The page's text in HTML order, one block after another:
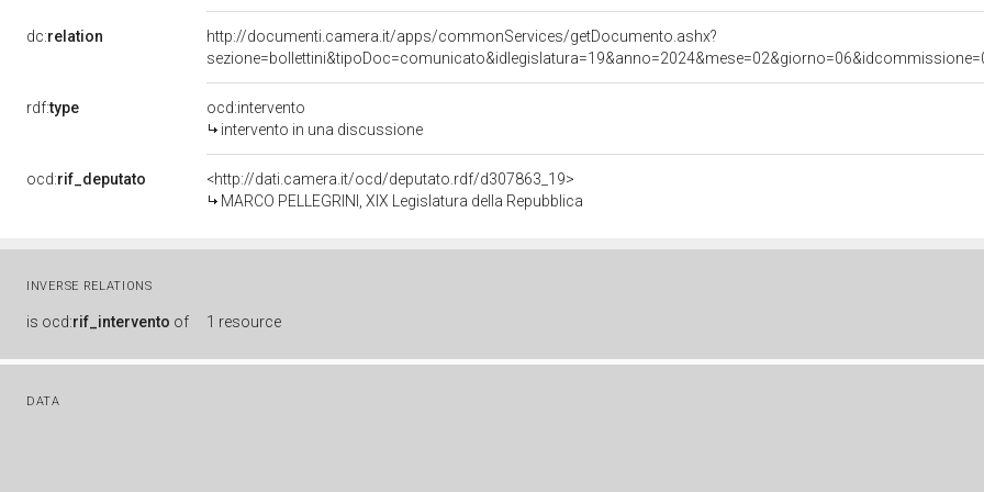
dc:relation
http://documenti.camera.it/apps/commonServices/getDocumento.ashx?
rdf:type
ocd:intervento
intervento in una discussione
ocd:rif_deputato
<http://dati.camera.it/ocd/deputato.rdf/d307863_19>
MARCO PELLEGRINI, XIX Legislatura della Repubblica
INVERSE RELATIONS
is ocd:rif_intervento of 1 resource
DATA